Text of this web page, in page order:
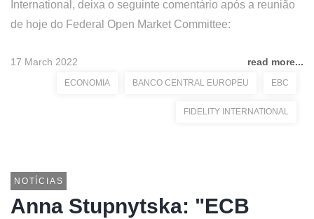
International, deixa o seguinte comentário após a reunião
de hoje do Federal Open Market Committee:
17 March 2022 read more...
ECONOMIA BANCO CENTRAL EUROPEU EBC
FIDELITY INTERNATIONAL
NOTÍCIAS
Anna Stupnytska: "ECB